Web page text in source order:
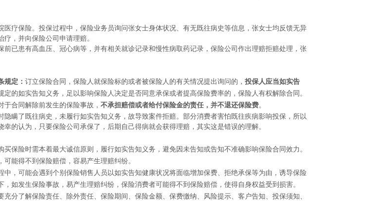
医疗保险。投保过程中，保险业务员询问张女士身体状况、有无既往病史等信息，张女士均反馈无异
，并向保险公司申请理赔。
前已患有高血压、冠心病等，并有相关就诊记录和慢性病取药记录，保险公司作出理赔拒赔处理，张
规定： 订立保险合同，保险人就保险标的或者被保险人的有关情况提出询问的， 投保人应当如实告
的如实告知义务，足以影响保险人决定是否同意承保或者提高保险费率的，保险人有权解除合同。
合同解除前发生的保险事故， 不承担赔偿或者给付保险金的责任，并不退还保险费。
隐瞒了既往病史，未履行如实告知义务，故导致案件拒赔。部分消费者害怕既往疾病影响投保，所以
的认为，只要保险公司承保了，后期自己得病就会获得理赔，其实这是错误的理解。
买保险时需本着最大诚信原则，履行如实告知义务，避免因未告知或告知不准确影响保险合同效力。
能得不到保险赔偿，容易产生理赔纠纷。
中，可能会遇到个别保险销售人员以如实告知健康状况将面临增加保费、拒绝承保等为由，诱导保险
如发生保险事故，易产生理赔纠纷，保险消费者可能得不到保险赔偿，使得自身权益受到损害。
充分了解保险责任、除外责任、保险期间、保险金额、保费缴纳、风险提示、客户告知、投保须知、